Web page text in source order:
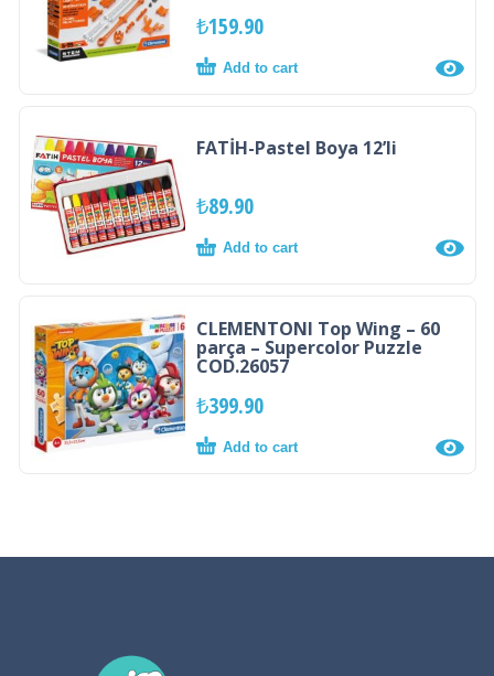
₺159.90
Add to cart
FATİH-Pastel Boya 12’li
₺89.90
Add to cart
CLEMENTONI Top Wing – 60
parça – Supercolor Puzzle
COD.26057
₺399.90
Add to cart